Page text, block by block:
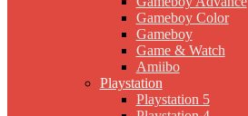
Gameboy Color
Gameboy
Game & Watch
Amiibo
Playstation
Playstation 5